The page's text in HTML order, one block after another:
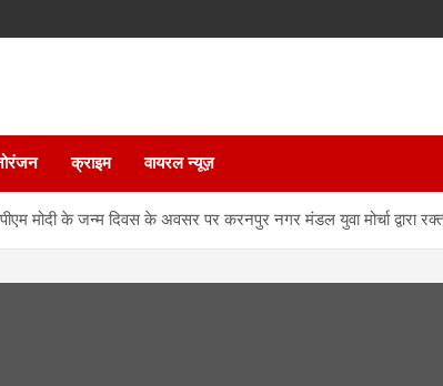
क्राइम वायरल न्यूज़
मोदी के जन्म दिवस के अवसर पर करनपुर नगर मंडल युवा मोर्चा द्वारा